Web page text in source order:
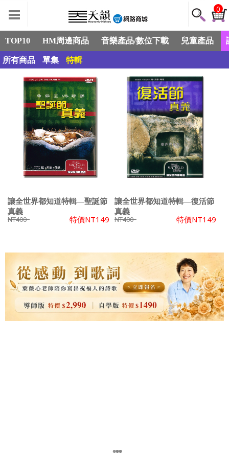
0
TOP10 HM周邊商品 音樂產品/數位下載 兒童產品
所有商品 單集 特輯
讓全世界都知道特輯—聖誕節
真義
NT400 特價NT149
讓全世界都知道特輯—復活節
真義
NT400 特價NT149